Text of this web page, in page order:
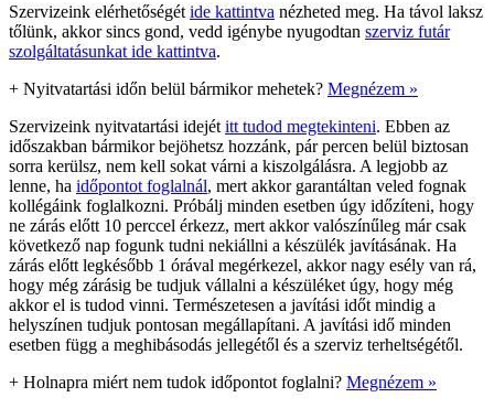
Szervizeink elérhetőségét ide kattintva nézheted meg. Ha távol laksz
tőlünk, akkor sincs gond, vedd igénybe nyugodtan szerviz futár
szolgáltatásunkat ide kattintva.
+ Nyitvatartási időn belül bármikor mehetek? Megnézem »
Szervizeink nyitvatartási idejét itt tudod megtekinteni. Ebben az
időszakban bármikor bejöhetsz hozzánk, pár percen belül biztosan
sorra kerülsz, nem kell sokat várni a kiszolgálásra. A legjobb az
lenne, ha időpontot foglalnál, mert akkor garantáltan veled fognak
kollégáink foglalkozni. Próbálj minden esetben úgy időzíteni, hogy
ne zárás előtt 10 perccel érkezz, mert akkor valószínűleg már csak
következő nap fogunk tudni nekiállni a készülék javításának. Ha
zárás előtt legkésőbb 1 órával megérkezel, akkor nagy esély van rá,
hogy még zárásig be tudjuk vállalni a készüléket úgy, hogy még
akkor el is tudod vinni. Természetesen a javítási időt mindig a
helyszínen tudjuk pontosan megállapítani. A javítási idő minden
esetben függ a meghibásodás jellegétől és a szerviz terheltségétől.
+ Holnapra miért nem tudok időpontot foglalni? Megnézem »